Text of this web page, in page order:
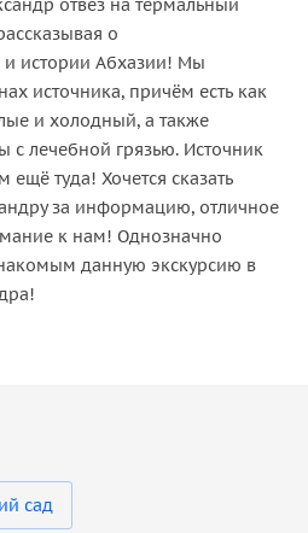
отвёз на термальный
о
и истории Абхазии! Мы
источника, причём есть как
и холодный, а также
с лечебной грязью. Источник
ещё туда! Хочется сказать
за информацию, отличное
к нам! Однозначно
данную экскурсию в
сад